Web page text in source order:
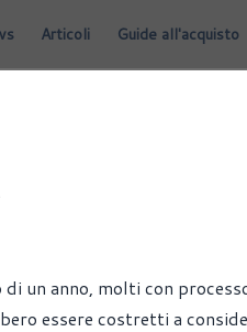
Articoli Guide all'acquisto
un anno, molti con
essere costretti a